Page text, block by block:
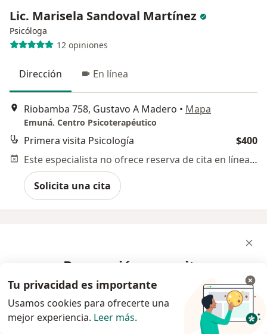
Lic. Marisela Sandoval Martínez
Psicóloga
12 opiniones
Dirección En línea
Riobamba 758, Gustavo A Madero • Mapa
Emuná. Centro Psicoterapéutico
Primera visita Psicología
$400
Este especialista no ofrece reserva de cita en línea en esta dirección.
Solicita una cita
¿Para quién necesitas
apoyo psicológico?
Para mí
Tu privacidad es importante
Usamos cookies para ofrecerte una
mejor experiencia. Leer más.